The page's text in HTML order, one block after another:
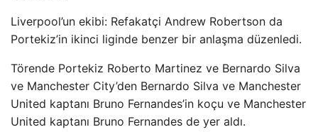
Liverpool’un ekibi: Refakatçi Andrew Robertson da
Portekiz’in ikinci liginde benzer bir anlaşma düzenledi.
Törende Portekiz Roberto Martinez ve Bernardo Silva
ve Manchester City’den Bernardo Silva ve Manchester
United kaptanı Bruno Fernandes’in koçu ve Manchester
United kaptanı Bruno Fernandes de yer aldı.